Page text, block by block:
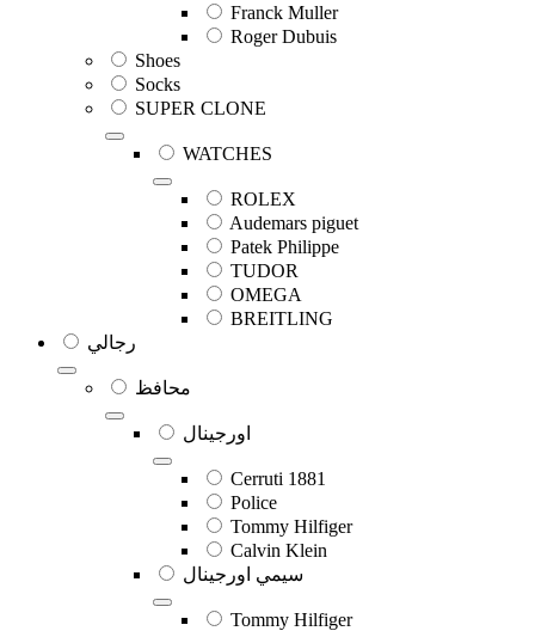
Franck Muller
Roger Dubuis
Shoes
Socks
SUPER CLONE
WATCHES
ROLEX
Audemars piguet
Patek Philippe
TUDOR
OMEGA
BREITLING
رجالي
محافظ
اورجينال
Cerruti 1881
Police
Tommy Hilfiger
Calvin Klein
سيمي اورجينال
Tommy Hilfiger